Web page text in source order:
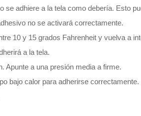
adhiere a la tela como debería. Esto
no se activará correctamente.
10 y 15 grados Fahrenheit y vuelva a
a la tela.
Apunte a una presión media a firme.
bajo calor para adherirse correctamente.